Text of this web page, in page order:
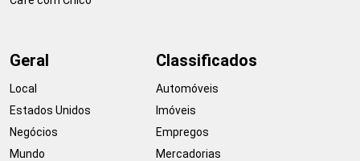
Geral
Local
Estados Unidos
Negócios
Mundo
Classificados
Automóveis
Imóveis
Empregos
Mercadorias